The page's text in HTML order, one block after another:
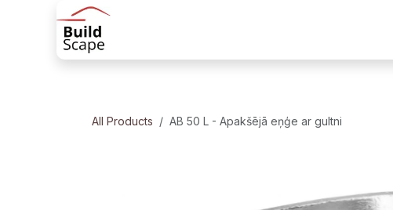
Skip to Content
All Products AB 50 L - Apakšējā eņģe ar gultni